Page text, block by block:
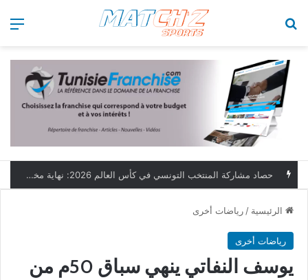
الرئيسية / رياضات أخرى
رياضات أخرى
يوسف النفاتي ينهي سباق 50م من